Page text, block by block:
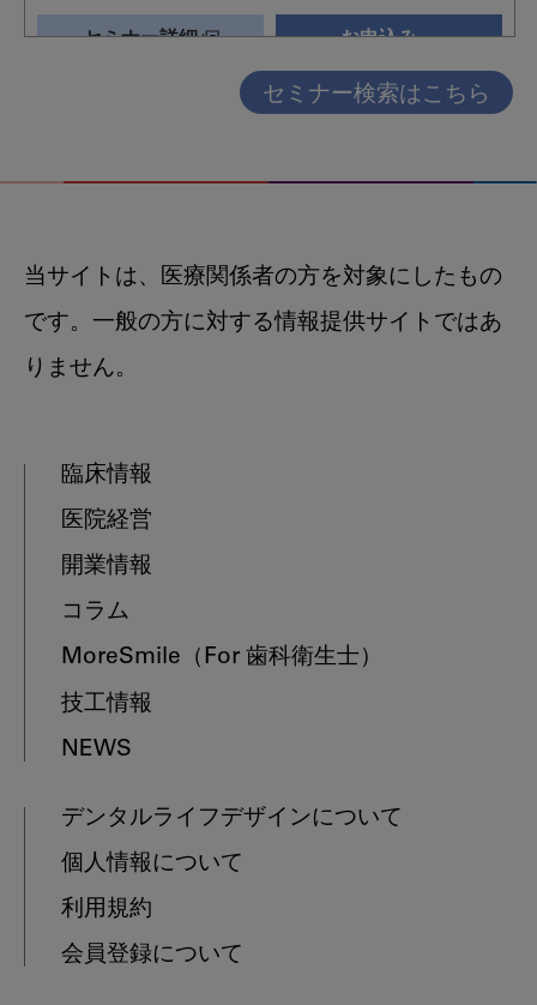
セミナー検索はこちら
当サイトは、医療関係者の方を対象にしたもの
です。一般の方に対する情報提供サイトではあ
りません。
臨床情報
医院経営
開業情報
コラム
MoreSmile （For 歯科衛生士）
技工情報
NEWS
デンタルライフデザインについて
個人情報について
利用規約
会員登録について